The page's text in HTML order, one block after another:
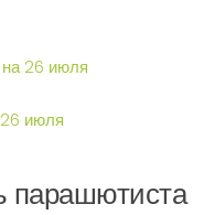
26 июля
июля
парашютиста